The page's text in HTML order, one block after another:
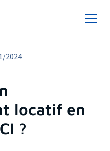
2024
locatif en
?